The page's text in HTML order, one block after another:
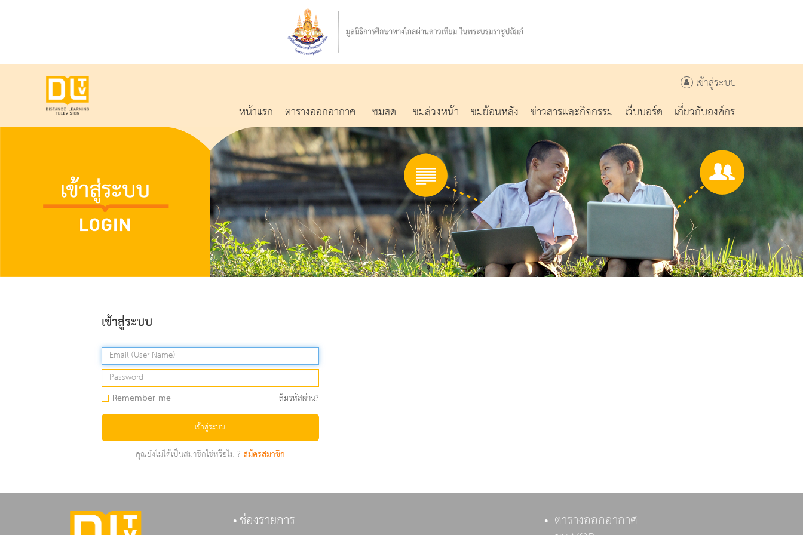
เข้าสู่ระบบ
หน้าแรก ตารางออกอากาศ ชมสด ชมล่วงหน้า ชมย้อนหลัง ข่าวสารและกิจกรรม เว็บบอร์ด เกี่ยวกับองค์กร
เข้าสู่ระบบ
Remember me ลืมรหัสผ่าน?
เข้าสู่ระบบ
คุณยังไม่ได้เป็นสมาชิกใช่หรือไม่ ?สมัครสมาชิก
ช่องรายการ ตารางออกอากาศ